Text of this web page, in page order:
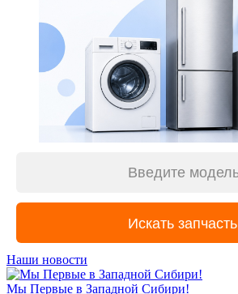
Наши новости
Мы Первые в Западной Сибири!